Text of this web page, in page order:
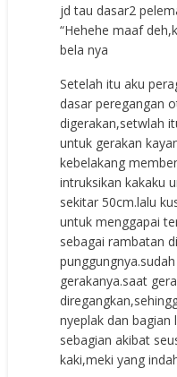
jd tau dasar2
“Hehehe maaf
bela nya
Setelah itu aku
dasar peregangan
digerakan,setwlah
untuk gerakan
kebelakang
intruksikan kakaku
sekitar 50cm.lalu
untuk menggapai
sebagai rambatan
gerakanya.saat
nyeplak dan bagian
sebagian akibat
kaki,meki yang